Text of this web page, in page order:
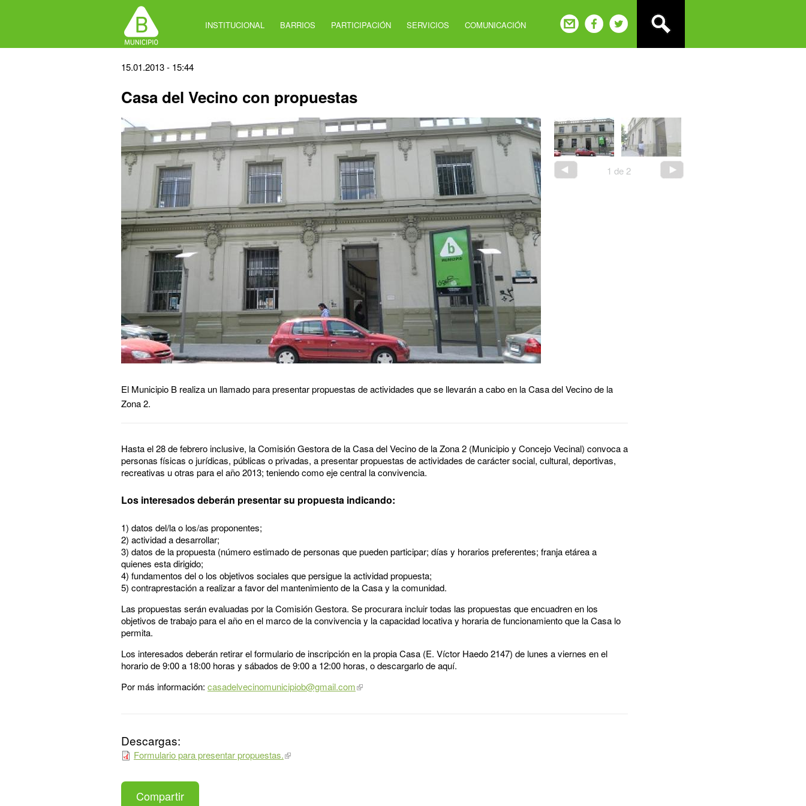
INSTITUCIONAL BARRIOS PARTICIPACIÓN SERVICIOS COMUNICACIÓN
Back
top
15.01.2013 - 15:44
Casa del Vecino con propuestas
1 de 2
El Municipio B realiza un llamado para presentar propuestas de actividades que se llevarán a cabo en la Casa del Vecino de la
Zona 2.
Hasta el 28 de febrero inclusive, la Comisión Gestora de la Casa del Vecino de la Zona 2 (Municipio y Concejo Vecinal) convoca a
personas físicas o jurídicas, públicas o privadas, a presentar propuestas de actividades de carácter social, cultural, deportivas,
recreativas u otras para el año 2013; teniendo como eje central la convivencia.
Los interesados deberán presentar su propuesta indicando:
1) datos del/la o los/as proponentes;
2) actividad a desarrollar;
3) datos de la propuesta (número estimado de personas que pueden participar; días y horarios preferentes; franja etárea a
quienes esta dirigido;
4) fundamentos del o los objetivos sociales que persigue la actividad propuesta;
5) contraprestación a realizar a favor del mantenimiento de la Casa y la comunidad.
Las propuestas serán evaluadas por la Comisión Gestora. Se procurara incluir todas las propuestas que encuadren en los
objetivos de trabajo para el año en el marco de la convivencia y la capacidad locativa y horaria de funcionamiento que la Casa lo
permita.
Los interesados deberán retirar el formulario de inscripción en la propia Casa (E. Víctor Haedo 2147) de lunes a viernes en el
horario de 9:00 a 18:00 horas y sábados de 9:00 a 12:00 horas, o descargarlo de aquí.
Por más información: casadelvecinomunicipiob@gmail.com
Descargas:
Formulario para presentar propuestas.
Compartir